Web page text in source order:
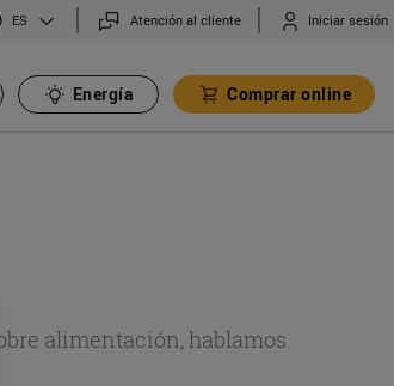
ES Atención al cliente Iniciar sesión
Energía Comprar online
alimentación, hablamos